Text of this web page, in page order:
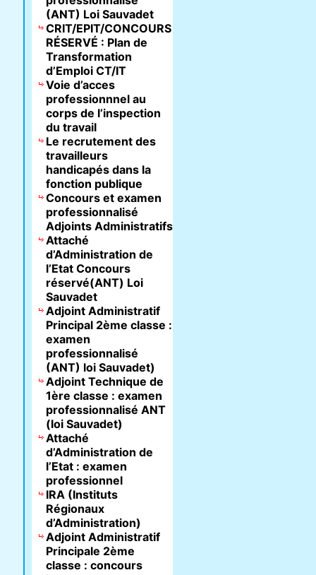
(ANT) Loi Sauvadet
CRIT/EPIT/CONCOURS
RÉSERVÉ : Plan de
Transformation
d’Emploi CT/IT
Voie d’acces
professionnnel au
corps de l’inspection
du travail
Le recrutement des
travailleurs
handicapés dans la
fonction publique
Concours et examen
professionnalisé
Adjoints Administratifs
Attaché
d’Administration de
l’Etat Concours
réservé(ANT) Loi
Sauvadet
Adjoint Administratif
Principal 2ème classe :
examen
professionnalisé
(ANT) loi Sauvadet)
Adjoint Technique de
1ère classe : examen
professionnalisé ANT
(loi Sauvadet)
Attaché
d’Administration de
l’Etat : examen
professionnel
IRA (Instituts
Régionaux
d’Administration)
Adjoint Administratif
Principale 2ème
classe : concours